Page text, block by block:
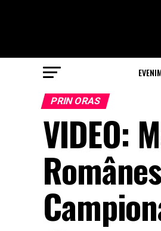
PRIN ORAS
VIDEO: